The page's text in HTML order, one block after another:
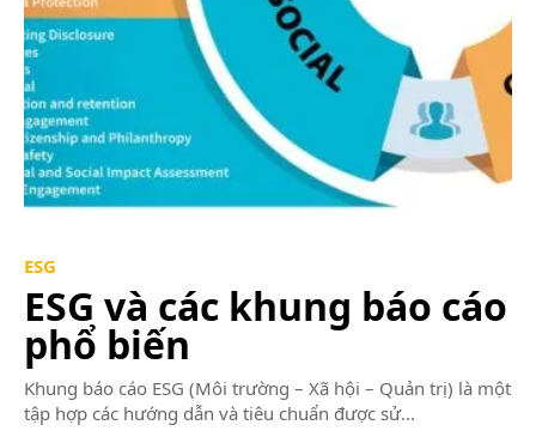
ESG
ESG và các khung báo cáo
phổ biến
Khung báo cáo ESG (Môi trường – Xã hội – Quản trị) là một
tập hợp các hướng dẫn và tiêu chuẩn được sử...